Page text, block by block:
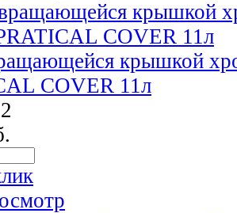
крышкой
COVER 11л